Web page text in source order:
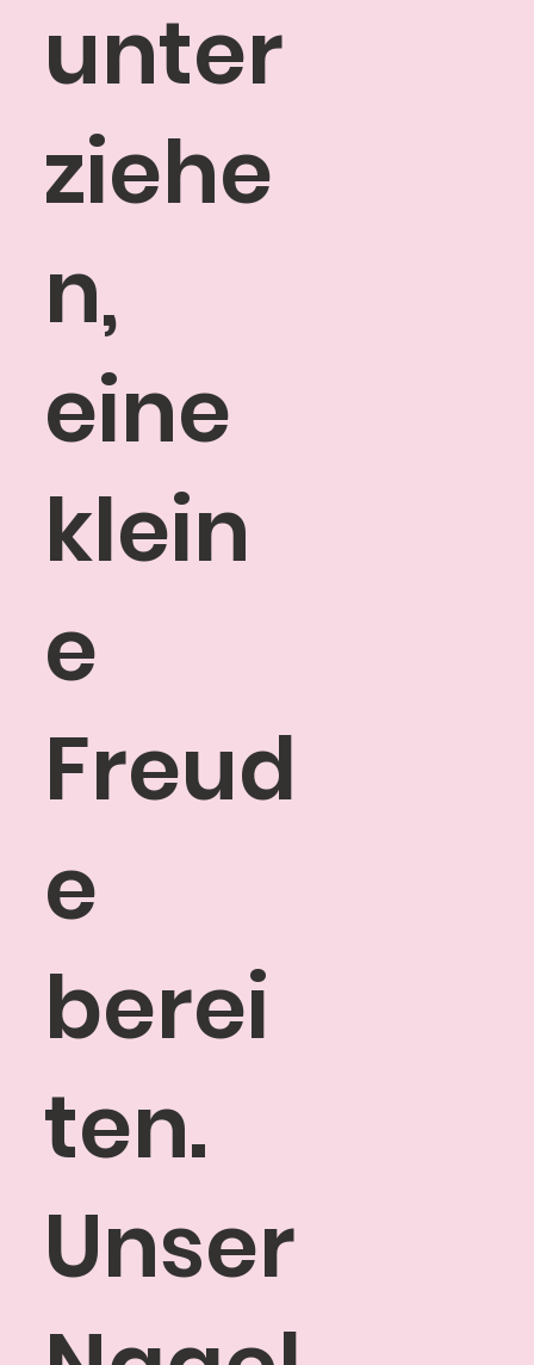
unter
ziehe
n,
eine
klein
e
Freud
e
berei
ten.
Unser